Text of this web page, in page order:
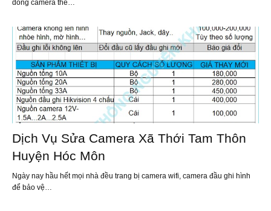
dòng camera thế…
Dịch Vụ Sửa Camera Xã Thới Tam Thôn
Huyện Hóc Môn
Ngày nay hầu hết mọi nhà đều trang bị camera wifi, camera đầu ghi hình
để bảo vệ…